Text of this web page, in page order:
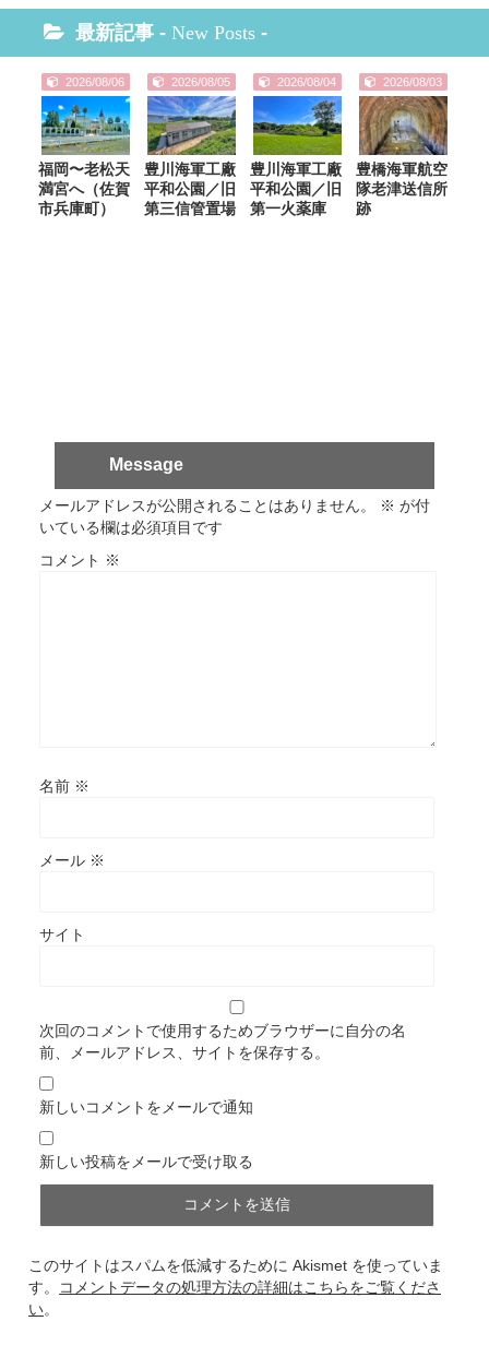
最新記事 - New Posts -
2026/08/06
福岡〜老松天
満宮へ（佐賀
市兵庫町）
2026/08/05
豊川海軍工廠
平和公園／旧
第三信管置場
2026/08/04
豊川海軍工廠
平和公園／旧
第一火薬庫
2026/08/03
豊橋海軍航空
隊老津送信所
跡
Message
メールアドレスが公開されることはありません。 ※ が付
いている欄は必須項目です
コメント ※
名前 ※
メール ※
サイト
次回のコメントで使用するためブラウザーに自分の名
前、メールアドレス、サイトを保存する。
新しいコメントをメールで通知
新しい投稿をメールで受け取る
このサイトはスパムを低減するために Akismet を使っていま
す。
コメントデータの処理方法の詳細はこちらをご覧くださ
い。